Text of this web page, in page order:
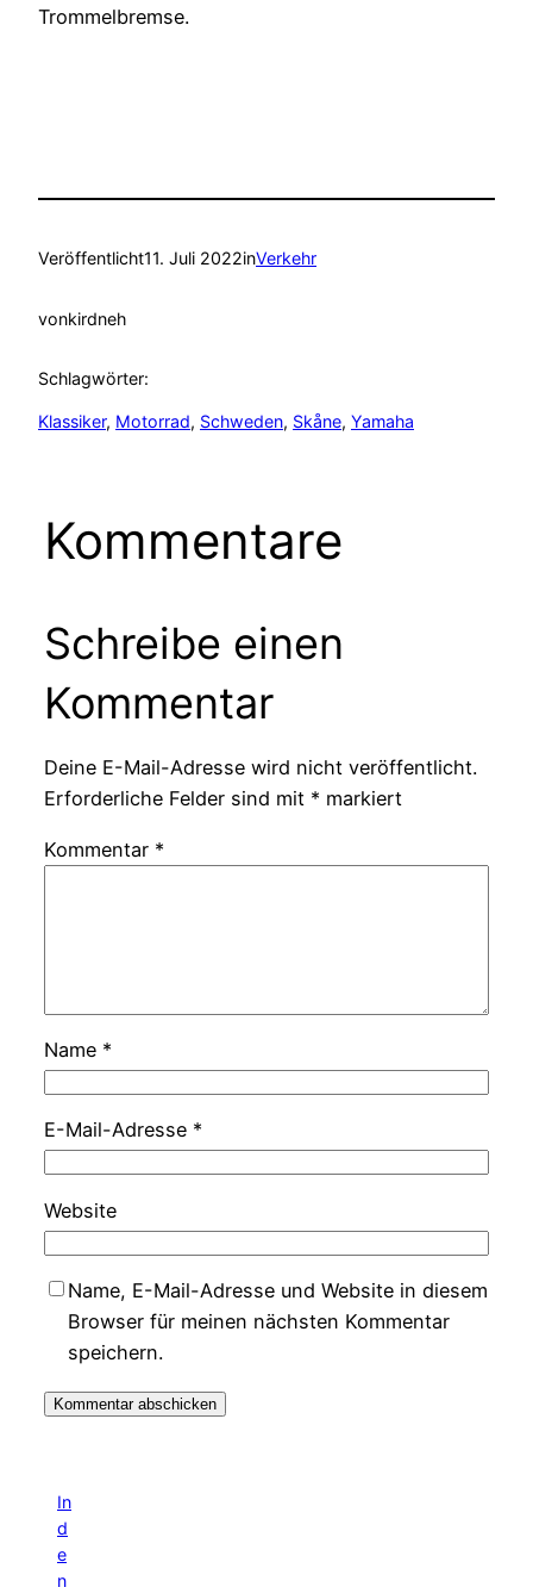
Trommelbremse.
Veröffentlicht11. Juli 2022inVerkehr
vonkirdneh
Schlagwörter:
Klassiker, Motorrad, Schweden, Skåne, Yamaha
Kommentare
Schreibe einen
Kommentar
Deine E-Mail-Adresse wird nicht veröffentlicht.
Erforderliche Felder sind mit * markiert
Kommentar *
Name *
E-Mail-Adresse *
Website
Name, E-Mail-Adresse und Website in diesem
Browser für meinen nächsten Kommentar
speichern.
In
d
e
n